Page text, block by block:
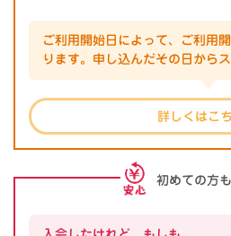
ご利用開始日によって、ご利用
ります。 申し込んだその日から
詳しくはこ
初めての方